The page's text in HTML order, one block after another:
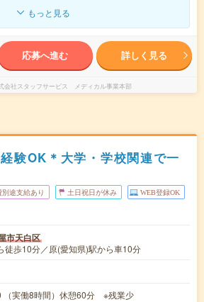
もっと見る
応募へ進む 詳しく見る
会社スタッフサービス メディカル事業本部
験OK＊大学・学校関連で一
別途支給あり 土日祝日が休み WEB登録OK
市天白区
徒歩10分／原(愛知県)駅から車10分
（実働8時間）休憩60分 ※残業少